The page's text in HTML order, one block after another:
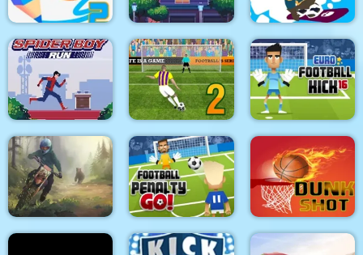
Super Dunk Line 2 Parkour Rooftop Downhill Chill
Spider Boy Run Penalty Shooters 2
Euro Football Kick
2016